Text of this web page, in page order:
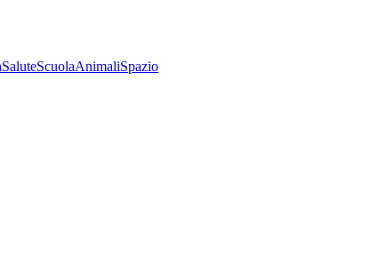
SaluteScuolaAnimaliSpazio